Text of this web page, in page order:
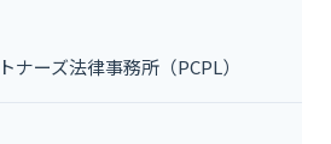
ナーズ法律事務所（PCPL）